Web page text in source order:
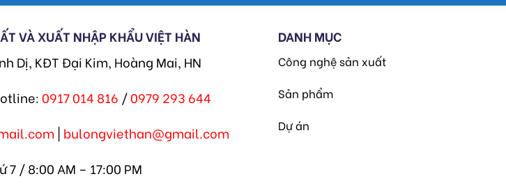
VÀ XUẤT NHẬP KHẨU VIỆT HÀN
Dị, KĐT Đại Kim, Hoàng Mai, HN
0917 014 816 /0979 293 644
| bulongviethan@gmail.com
7 / 8:00 AM – 17:00 PM
DANH MỤC
Công nghệ sản xuất
Sản phẩm
Dự án